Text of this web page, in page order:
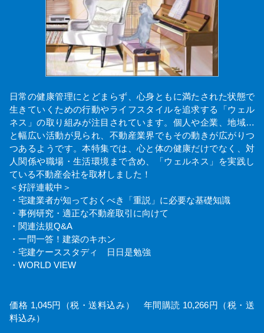
日常の健康管理にとどまらず、心身ともに満たされた状態で
生きていくための行動やライフスタイルを追求する「ウェル
ネス」の取り組みが注目されています。個人や企業、地域…
と幅広い活動が見られ、不動産業界でもその動きが広がりつ
つあるようです。本特集では、心と体の健康だけでなく、対
人関係や職場・生活環境まで含め、「ウェルネス」を実践し
ている不動産会社を取材しました！
＜好評連載中＞
・宅建業者が知っておくべき「重説」に必要な基礎知識
・事例研究・適正な不動産取引に向けて
・関連法規Q&A
・一問一答！建築のキホン
・宅建ケーススタディ 日日是勉強
・WORLD VIEW
価格 1,045円（税・送料込み） 年間購読 10,266円（税・送
料込み）